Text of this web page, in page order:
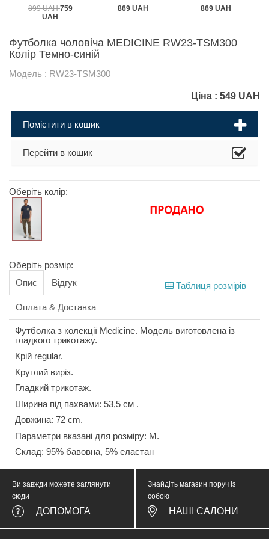
899 UAH759
UAH
869 UAH 869 UAH
Футболка чоловіча MEDICINE RW23-TSM300
Колір Темно-синій
Модель : RW23-TSM300
Ціна : 549 UAH
Помістити в кошик
Перейти в кошик
Оберіть колір:
Оберіть розмір:
Таблиця розмірів
Опис Відгук
Оплата & Доставка
Футболка з колекції Medicine. Модель виготовлена із
гладкого трикотажу.
Крій regular.
Круглий виріз.
Гладкий трикотаж.
Ширина під пахвами: 53,5 см .
Довжина: 72 cm.
Параметри вказані для розміру: М.
Склад: 95% бавовна, 5% еластан
Ви завжди можете заглянути
сюди
ДОПОМОГА
Знайдіть магазин поруч із
собою
НАШІ САЛОНИ